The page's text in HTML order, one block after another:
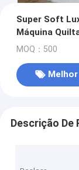
Super Soft
Máquina
MOQ：500
Descrição De